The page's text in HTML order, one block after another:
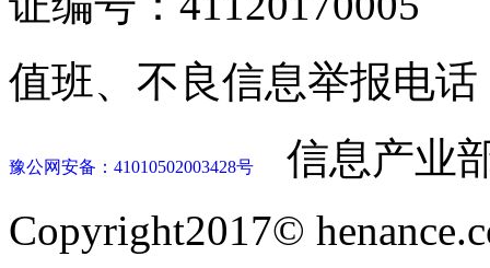
值班、不良信息举报电话
豫公网安备：41010502003428号
信息产业
Copyright2017©